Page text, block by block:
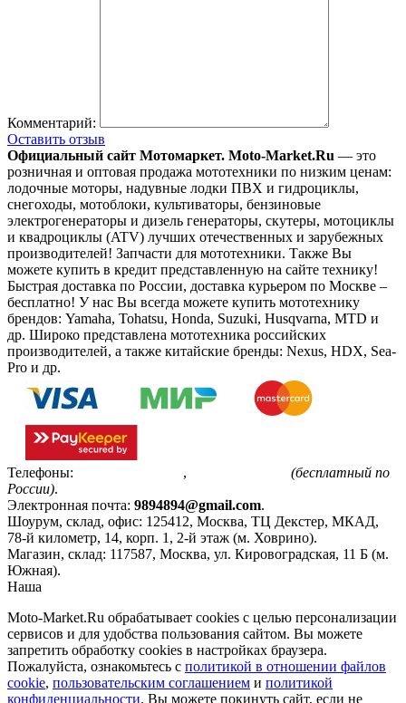
Комментарий:
Оставить отзыв
Официальный сайт Мотомаркет. Moto-Market.Ru — это
розничная и оптовая продажа мототехники по низким ценам:
лодочные моторы, надувные лодки ПВХ и гидроциклы,
снегоходы, мотоблоки, культиваторы, бензиновые
электрогенераторы и дизель генераторы, скутеры, мотоциклы
и квадроциклы (ATV) лучших отечественных и зарубежных
производителей! Запчасти для мототехники. Также Вы
можете купить в кредит представленную на сайте технику!
Быстрая доставка по России, доставка курьером по Москве –
бесплатно! У нас Вы всегда можете купить мототехнику
брендов: Yamaha, Tohatsu, Honda, Suzuki, Husqvarna, MTD и
др. Широко представлена мототехника российских
производителей, а также китайские бренды: Nexus, HDX, Sea-
Pro и др.
Телефоны: ,
(бесплатный по
России).
Электронная почта: 9894894@gmail.com.
Шоурум, склад, офис: 125412, Москва, ТЦ Декстер, МКАД,
78-й километр, 14, корп. 1, 2-й этаж (м. Ховрино).
Магазин, склад: 117587, Москва, ул. Кировоградская, 11 Б (м.
Южная).
Наша
Moto-Market.Ru обрабатывает сookies с целью персонализации
сервисов и для удобства пользования сайтом. Вы можете
запретить обработку сookies в настройках браузера.
Пожалуйста, ознакомьтесь с политикой в отношении файлов
cookie, пользовательским соглашением и политикой
конфиденциальности. Вы можете покинуть сайт, если не